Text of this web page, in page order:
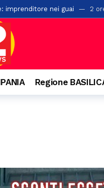
imprenditore nei guai 2
mentre voleva salire su
a Sapri
della Banca Monte Pruno
i medici”
trionfo di Massimo Ranieri
nel Materano
Regione